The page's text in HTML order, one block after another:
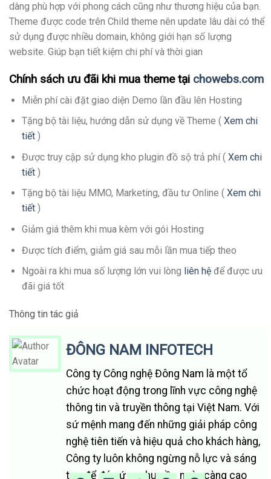
dàng phù hợp với phong cách cũng như thương hiệu của bạn.
Theme được code trên Child theme nên update lâu dài có thể
sử dụng được nhiều domain, không giới hạn số lượng
website. Giúp bạn tiết kiệm chi phí và thời gian
Chính sách ưu đãi khi mua theme tại chowebs.com
Miễn phí cài đặt giao diện Demo lần đầu lên Hosting
Tặng bộ tài liệu, hướng dẫn sử dụng về Theme ( Xem chi
tiết)
Được truy cập sử dụng kho plugin đồ sộ trả phí ( Xem chi
tiết)
Tặng bộ tài liệu MMO, Marketing, đầu tư Online ( Xem chi
tiết)
Giảm giá thêm khi mua kèm với gói Hosting
Được tích điểm, giảm giá sau mỗi lần mua tiếp theo
Ngoài ra khi mua số lượng lớn vui lòng liên hệđể được ưu
đãi giá tốt
Thông tin tác giả
ĐÔNG NAM INFOTECH
Công ty Công nghệ Đông Nam là một tổ
chức hoạt động trong lĩnh vực công nghệ
thông tin và truyền thông tại Việt Nam. Với
sứ mệnh mang đến những giải pháp công
nghệ tiên tiến và hiệu quả cho khách hàng,
Công ty luôn không ngừng nỗ lực và sáng
tạo để đáp ứng nhu cầu ngày càng cao